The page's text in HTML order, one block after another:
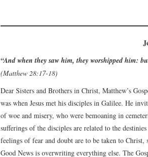
“And when they saw him, they worshipped him:
(Matthew 28:17-18)
Dear Sisters and Brothers in Christ, Matthew’s
was when Jesus met his disciples in Galilee. He
of woe and misery, who were bemoaning in
sufferings of the disciples are related to the
feelings of fear and doubt are to be taken to
Good News is overwriting everything else. The